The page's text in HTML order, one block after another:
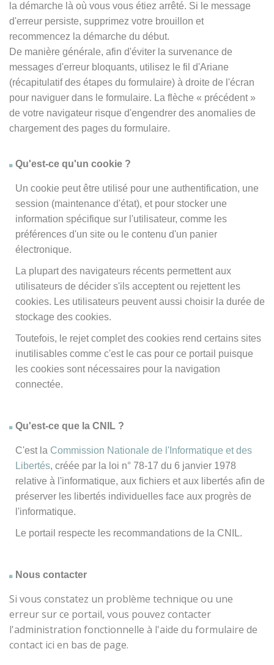
la démarche là où vous vous étiez arrêté. Si le message
d'erreur persiste, supprimez votre brouillon et
recommencez la démarche du début.
De manière générale, afin d'éviter la survenance de
messages d'erreur bloquants, utilisez le fil d'Ariane
(récapitulatif des étapes du formulaire) à droite de l'écran
pour naviguer dans le formulaire. La flèche « précédent »
de votre navigateur risque d'engendrer des anomalies de
chargement des pages du formulaire.
Qu'est-ce qu'un cookie ?
Un cookie peut être utilisé pour une authentification, une
session (maintenance d'état), et pour stocker une
information spécifique sur l'utilisateur, comme les
préférences d'un site ou le contenu d'un panier
électronique.
La plupart des navigateurs récents permettent aux
utilisateurs de décider s'ils acceptent ou rejettent les
cookies. Les utilisateurs peuvent aussi choisir la durée de
stockage des cookies.
Toutefois, le rejet complet des cookies rend certains sites
inutilisables comme c'est le cas pour ce portail puisque
les cookies sont nécessaires pour la navigation
connectée.
Qu'est-ce que la CNIL ?
C'est la Commission Nationale de l'Informatique et des
Libertés, créée par la loi n° 78-17 du 6 janvier 1978
relative à l'informatique, aux fichiers et aux libertés afin de
préserver les libertés individuelles face aux progrès de
l'informatique.
Le portail respecte les recommandations de la CNIL.
Nous contacter
Si vous constatez un problème technique ou une
erreur sur ce portail, vous pouvez contacter
l'administration fonctionnelle à l'aide du formulaire de
contact ici en bas de page.